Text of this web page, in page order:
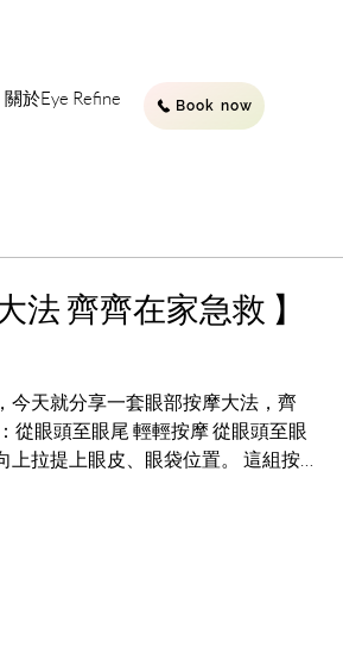
關於Eye Refine Book now
法 齊齊在家急救 】
今天就分享一套眼部按摩大法，齊
從眼頭至眼尾 輕輕按摩 從眼頭至眼
上拉提上眼皮、眼袋位置。 這組按